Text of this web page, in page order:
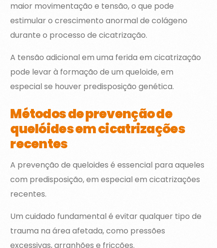
maior movimentação e tensão, o que pode
estimular o crescimento anormal de colágeno
durante o processo de cicatrização.
A tensão adicional em uma ferida em cicatrização
pode levar à formação de um queloide, em
especial se houver predisposição genética.
Métodos de prevenção de
quelóides em cicatrizações
recentes
A prevenção de queloides é essencial para aqueles
com predisposição, em especial em cicatrizações
recentes.
Um cuidado fundamental é evitar qualquer tipo de
trauma na área afetada, como pressões
excessivas, arranhões e fricções.